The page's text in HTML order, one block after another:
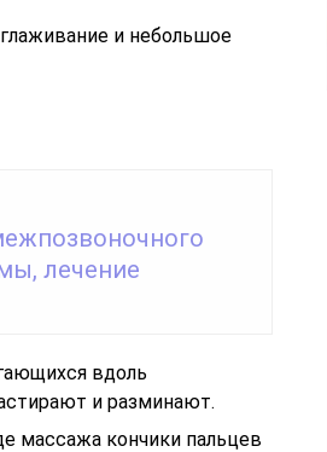
и небольшое
лечение
вдоль
и разминают.
массажа кончики пальцев